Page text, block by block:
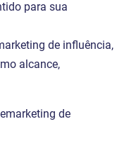
para sua
de influência,
alcance,
de